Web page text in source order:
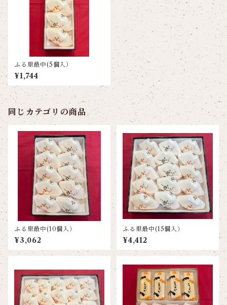
ふる里最中(5個入）
¥1,744
同じカテゴリの商品
ふる里最中(10個入）
¥3,062
ふる里最中(15個入）
¥4,412